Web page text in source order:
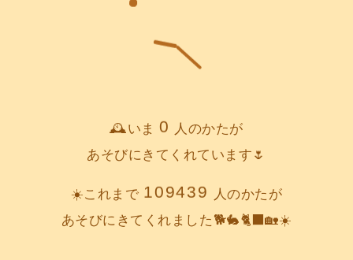
🕰️いま0 人のかたが
あそびにきてくれています🌷
☀️これまで 109439
人のかたが
あそびにきてくれました🐕️🐇🐈‍⬛🏡☀️